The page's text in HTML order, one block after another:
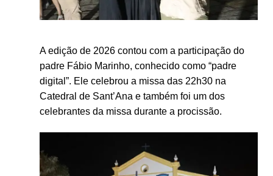
A edição de 2026 contou com a participação do
padre Fábio Marinho, conhecido como “padre
digital”. Ele celebrou a missa das 22h30 na
Catedral de Sant’Ana e também foi um dos
celebrantes da missa durante a procissão.